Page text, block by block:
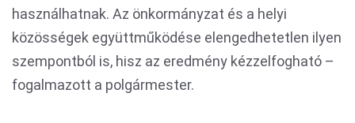
használhatnak. Az önkormányzat és a helyi
közösségek együttműködése elengedhetetlen ilyen
szempontból is, hisz az eredmény kézzelfogható –
fogalmazott a polgármester.